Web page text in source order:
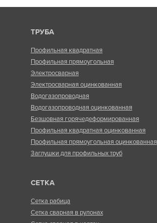
ТРУБА
Профильная квадратная
Профильная прямоугольная
Электросварная
Электросварная оцинкованная
Водогазопроводная
Водогазопроводная оцинкованная
Безшовная горячедеформированная
Профильная квадратная оцинкованная
Профильная прямоугольная оцинкованная
Заглушки для профильных труб
СЕТКА
Сетка рабица
Сетка сварная в рулонах